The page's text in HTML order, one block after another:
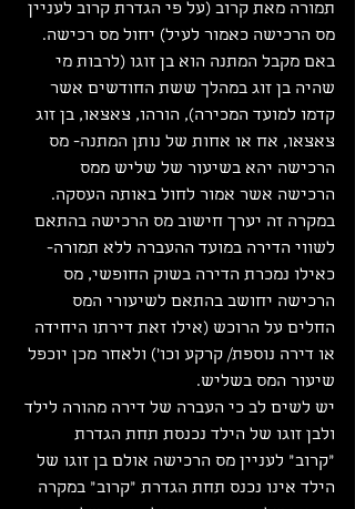
תמורה מאת קרוב (על פי הגדרת קרוב לעניין
מס הרכישה כאמור לעיל) יחול מס רכישה.
באם מקבל המתנה הוא בן זוגו (לרבות מי
שהיה בן זוג במהלך ששת החודשים אשר
קדמו למועד המכירה), הורהו, צאצאו, בן זוג
צאצאו, אח או אחות של נותן המתנה- מס
הרכישה יהא בשיעור של שליש ממס
הרכישה אשר אמור לחול באותה העסקה.
במקרה זה יערך חישוב מס הרכישה בהתאם
לשווי הדירה במועד ההעברה ללא תמורה-
כאילו נמכרת הדירה בשוק החופשי, מס
הרכישה יחושב בהתאם לשיעורי המס
החלים על הרוכש (אילו זאת דירתו היחידה
או דירה נוספת/ קרקע וכו') ולאחר מכן יוכפל
שיעור המס בשליש.
יש לשים לב כי העברה של דירה מהורה לילד
ולבן זוגו של הילד נכנסת תחת הגדרת
"קרוב" לעניין מס הרכישה אולם בן זוגו של
הילד אינו נכנס תחת הגדרת "קרוב" במקרה